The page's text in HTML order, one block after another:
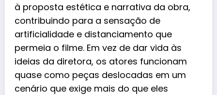
à proposta estética e narrativa da obra,
contribuindo para a sensação de
artificialidade e distanciamento que
permeia o filme. Em vez de dar vida às
ideias da diretora, os atores funcionam
quase como peças deslocadas em um
cenário que exige mais do que eles